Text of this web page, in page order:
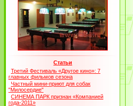
Статьи
Третий Фестиваль «Другое кино»: 7
главных фильмов сезона
Частный мини-приют для собак
"Милосердие"
СИНЕМА ПАРК признан «Компанией
года-2011»